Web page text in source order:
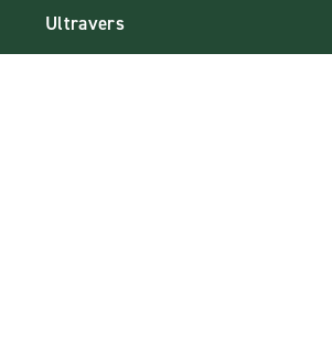
Ultravers